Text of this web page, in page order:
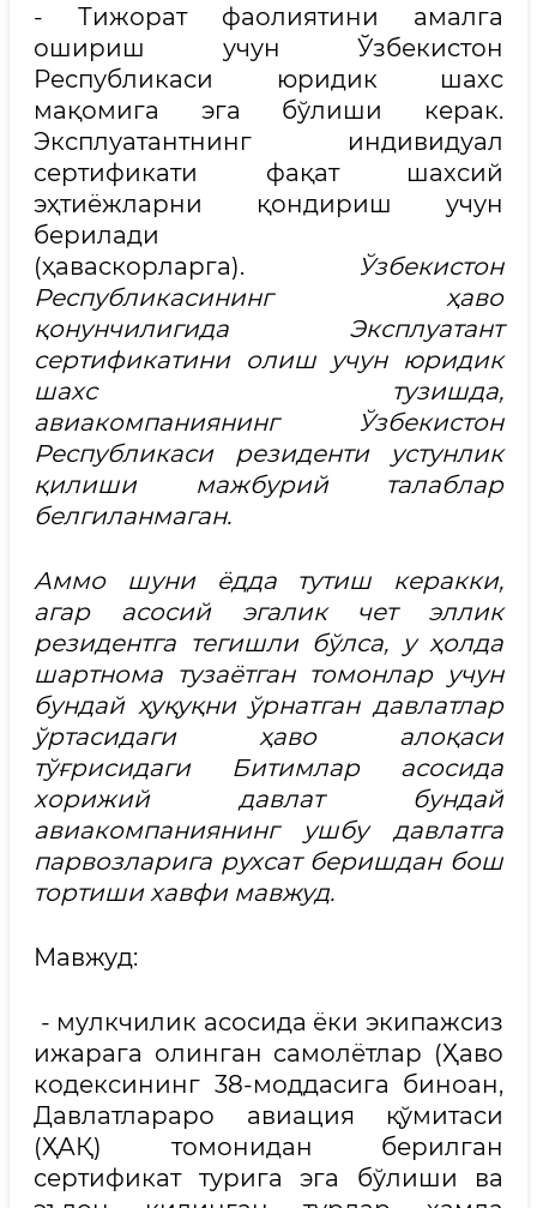
- Тижорат фаолиятини амалга
ошириш учун Ўзбекистон
Республикаси юридик шахс
мақомига эга бўлиши керак.
Эксплуатантнинг индивидуал
сертификати фақат шахсий
эҳтиёжларни қондириш учун
берилади
(ҳаваскорларга). Ўзбекистон
Республикасининг ҳаво
қонунчилигида Эксплуатант
сертификатини олиш учун юридик
шахс тузишда,
авиакомпаниянинг Ўзбекистон
Республикаси резиденти устунлик
қилиши мажбурий талаблар
белгиланмаган.
Аммо шуни ёдда тутиш керакки,
агар асосий эгалик чет эллик
резидентга тегишли бўлса, у ҳолда
шартнома тузаётган томонлар учун
бундай ҳуқуқни ўрнатган давлатлар
ўртасидаги ҳаво алоқаси
тўғрисидаги Битимлар асосида
хорижий давлат бундай
авиакомпаниянинг ушбу давлатга
парвозларига рухсат беришдан бош
тортиши хавфи мавжуд.
Мавжуд:
- мулкчилик асосида ёки экипажсиз
ижарага олинган самолётлар (Ҳаво
кодексининг 38-моддасига биноан,
Давлатлараро авиация қўмитаси
(ҲАҚ) томонидан берилган
сертификат турига эга бўлиши ва